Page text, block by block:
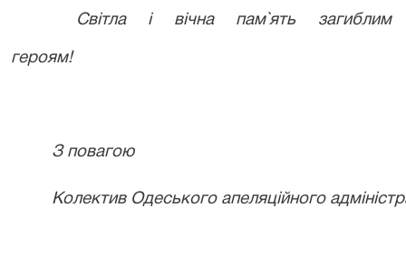
Світла і вічна пам`ять
героям!
З повагою
Колектив Одеського апеляційного